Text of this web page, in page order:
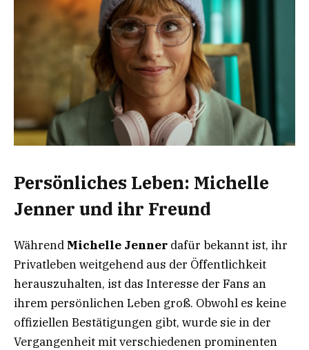
Persönliches Leben: Michelle
Jenner und ihr Freund
Während Michelle Jenner dafür bekannt ist, ihr
Privatleben weitgehend aus der Öffentlichkeit
herauszuhalten, ist das Interesse der Fans an
ihrem persönlichen Leben groß. Obwohl es keine
offiziellen Bestätigungen gibt, wurde sie in der
Vergangenheit mit verschiedenen prominenten